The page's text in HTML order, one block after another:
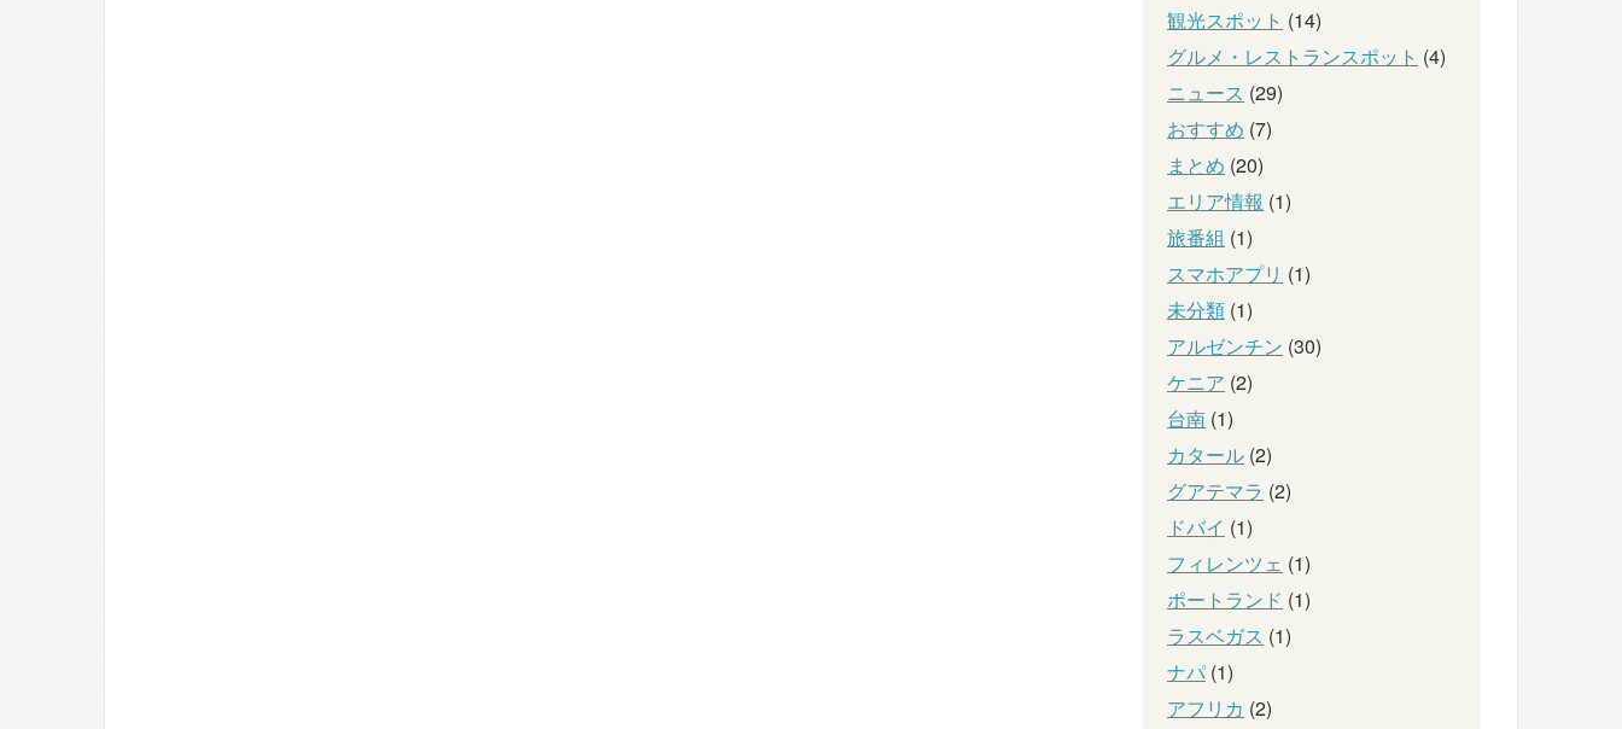
観光スポット (14)
グルメ・レストランスポット (4)
ニュース (29)
おすすめ (7)
まとめ (20)
エリア情報 (1)
旅番組 (1)
スマホアプリ (1)
未分類 (1)
アルゼンチン (30)
ケニア (2)
台南 (1)
カタール (2)
グアテマラ (2)
ドバイ (1)
フィレンツェ (1)
ポートランド (1)
ラスベガス (1)
ナパ (1)
アフリカ (2)